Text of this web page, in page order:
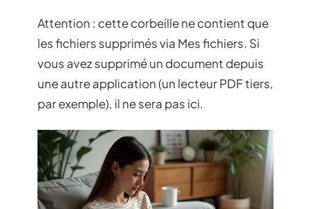
Attention : cette corbeille ne contient que
les fichiers supprimés via Mes fichiers. Si
vous avez supprimé un document depuis
une autre application (un lecteur PDF tiers,
par exemple), il ne sera pas ici.